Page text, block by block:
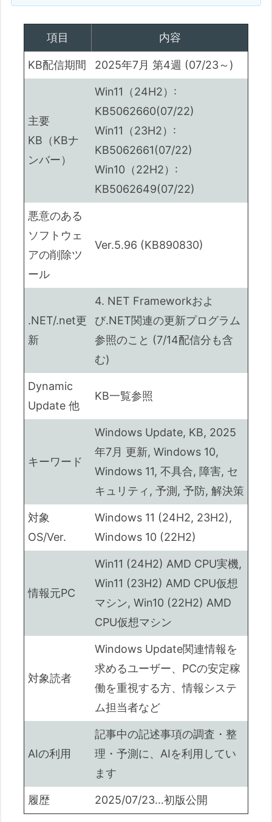
この更新プログラムに関す
る既知の問題
2.3. Windows 10 Version 22H2
2025-07 x64 ベース システム
用 Windows 10 Version 22H2
の累積更新プログラム
(KB5062649)
リリース日:
バージョン:
Windows セキュア ブート
ーションの更新に関する通
サポート終了情報
概要
この更新プログラムに関す
る既知の問題
3. 今回分のKB適用で発生する可能性のあ
る障害
3.1. Win11（24H2）のKB適用で発生
する可能性のある障害
予測される可能性のある障害
（既知の不具合以外）:
3.2. Win11（23H2）のKB適用で発生
する可能性のある障害
予測される可能性のある障害
（既知の不具合以外）:
【独自考察：旧OSからのア
ップグレードPCへの影響】
3.3. Win10（22H2）のKB適用で発生
予測される可能性のある障害
（既知の不具合以外）:
4. 悪意のあるソフトウェアの削除ツール
(KB890830)
5. Windows 11 (23H2) から 24H2 への強
制アップデートに対処する
5.1. 誤って24H2へのアップデートが
始まったのを止める方法
5.2. 24H2へのアップグレード自体を
停止する方法
ブルースクリーン（BSoD）からブラックスク
リーンへ
項目 内容
KB配信期間 2025年7月 第4週 (07/23～)
主要
KB（KBナ
ンバー）
Win11（24H2）:
KB5062660(07/22)
Win11（23H2）:
KB5062661(07/22)
Win10（22H2）:
KB5062649(07/22)
悪意のある
ソフトウェ
アの削除ツ
ール
Ver.5.96 (KB890830)
.NET/.net更
新
4. NET Frameworkおよ
び.NET関連の更新プログラム
参照のこと (7/14配信分も含
む)
Dynamic
Update 他
KB一覧参照
キーワード
Windows Update, KB, 2025
年7月 更新, Windows 10,
Windows 11, 不具合, 障害, セ
キュリティ, 予測, 予防, 解決策
対象
OS/Ver.
Windows 11 (24H2, 23H2),
Windows 10 (22H2)
情報元PC
Win11 (24H2) AMD CPU実機,
Win11 (23H2) AMD CPU仮想
マシン, Win10 (22H2) AMD
CPU仮想マシン
対象読者
Windows Update関連情報を
求めるユーザー、PCの安定稼
働を重視する方、情報システ
ム担当者など
AIの利用
記事中の記述事項の調査・整
理・予測に、AIを利用してい
ます
履歴 2025/07/23…初版公開